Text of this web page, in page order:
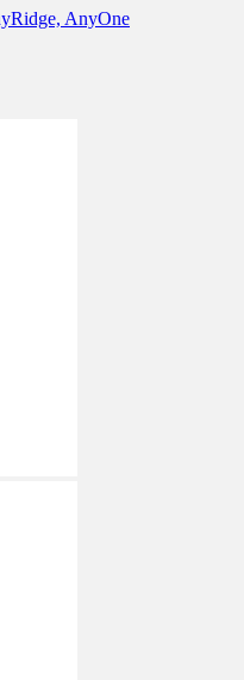
AnyOne